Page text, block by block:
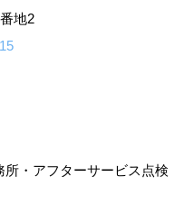
番地2
・アフターサービス点検